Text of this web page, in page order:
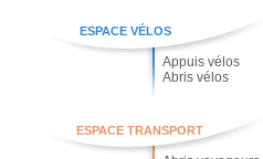
ESPACE VÉLOS
Appuis vélos
Abris vélos
ESPACE TRANSPORT